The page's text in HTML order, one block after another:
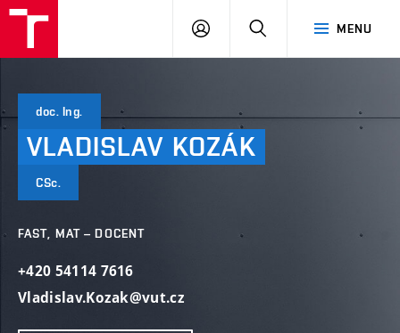
MENU
PŘIHLÁSIT
doc. Ing.
VLADISLAV KOZÁK
CSc.
FAST, MAT – DOCENT
+420 54114 7616
Vladislav.Kozak@vut.cz